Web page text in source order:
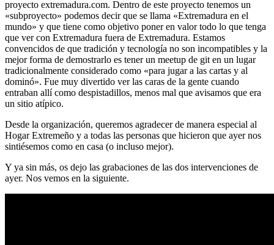
proyecto extremadura.com. Dentro de este proyecto tenemos un
«subproyecto» podemos decir que se llama «Extremadura en el
mundo» y que tiene como objetivo poner en valor todo lo que tenga
que ver con Extremadura fuera de Extremadura. Estamos
convencidos de que tradición y tecnología no son incompatibles y la
mejor forma de demostrarlo es tener un meetup de git en un lugar
tradicionalmente considerado como «para jugar a las cartas y al
dominó». Fue muy divertido ver las caras de la gente cuando
entraban allí como despistadillos, menos mal que avisamos que era
un sitio atípico.
Desde la organización, queremos agradecer de manera especial al
Hogar Extremeño y a todas las personas que hicieron que ayer nos
sintiésemos como en casa (o incluso mejor).
Y ya sin más, os dejo las grabaciones de las dos intervenciones de
ayer. Nos vemos en la siguiente.